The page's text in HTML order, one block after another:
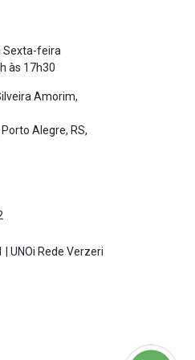
Sexta-feira
às 17h30
Amorim,
Alegre, RS,
UNOi Rede Verzeri